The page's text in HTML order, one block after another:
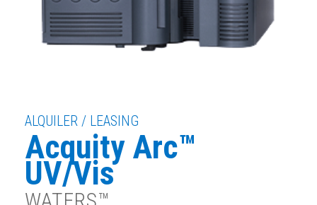
ALQUILER / LEASING
Acquity Arc™
UV/Vis